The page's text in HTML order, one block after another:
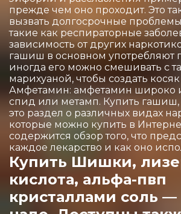
прежде чем оно проходит. Это
вызвать долгосрочные
такие как респираторные
зависимость от других
гашиш в основном употребляют
иногда его можно смешивать с
марихуаной, чтобы создать
Амфетамин: амфетамин широко
спид или метамп. Купить
это раздел о различных видах
которые можно купить в
содержится обзор того, что
каждое лекарство и как оно
Купить Шишки,
кислота, альфа-пвп
кристаллами соль —